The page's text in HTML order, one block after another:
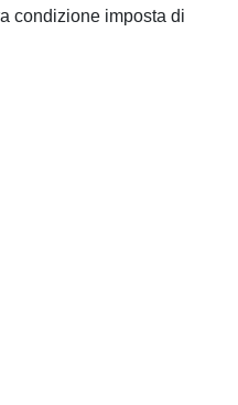
condizione imposta di